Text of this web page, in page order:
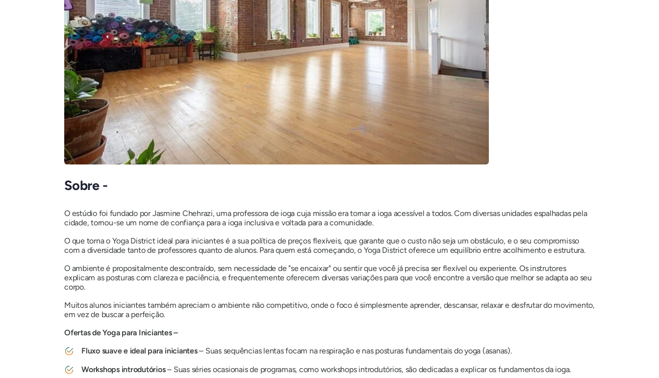
Sobre -
O estúdio foi fundado por Jasmine Chehrazi, uma professora de ioga cuja missão era tornar a ioga acessível a todos. Com diversas unidades espalhadas pela
cidade, tornou-se um nome de confiança para a ioga inclusiva e voltada para a comunidade.
O que torna o Yoga District ideal para iniciantes é a sua política de preços flexíveis, que garante que o custo não seja um obstáculo, e o seu compromisso
com a diversidade tanto de professores quanto de alunos. Para quem está começando, o Yoga District oferece um equilíbrio entre acolhimento e estrutura.
O ambiente é propositalmente descontraído, sem necessidade de "se encaixar" ou sentir que você já precisa ser flexível ou experiente. Os instrutores
explicam as posturas com clareza e paciência, e frequentemente oferecem diversas variações para que você encontre a versão que melhor se adapta ao seu
corpo.
Muitos alunos iniciantes também apreciam o ambiente não competitivo, onde o foco é simplesmente aprender, descansar, relaxar e desfrutar do movimento,
em vez de buscar a perfeição.
Ofertas de Yoga para Iniciantes –
Fluxo suave e ideal para iniciantes– Suas sequências lentas focam na respiração e nas posturas fundamentais do yoga (asanas).
Workshops introdutórios– Suas séries ocasionais de programas, como workshops introdutórios, são dedicadas a explicar os fundamentos da ioga.